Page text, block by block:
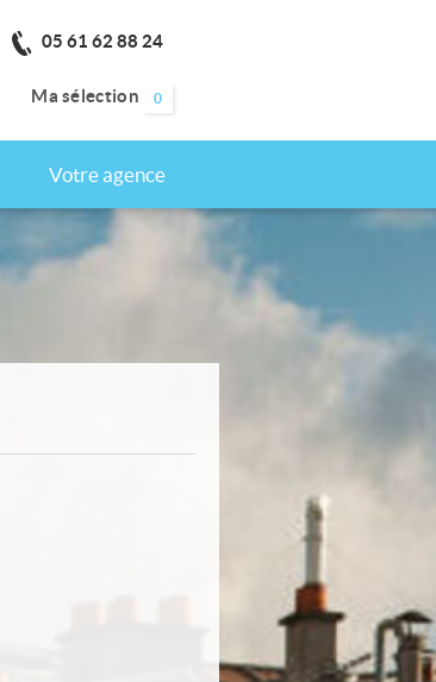
05 61 62 88 24
Ma sélection 0
Votre agence